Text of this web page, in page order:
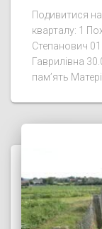
Подивитися
кварталу: 1
Степанович
Гаврилівна
пам’ять